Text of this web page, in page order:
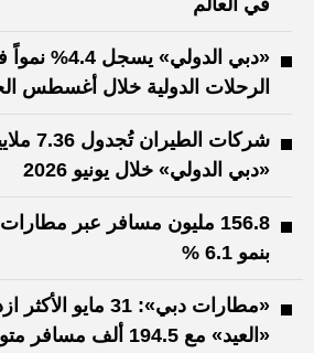
«دبي الدولي»
الرحلات الدولية خلال أغسطس
شركات
«دبي الدولي» خلال يونيو 2026
بنمو 6.1 %
«مطارات دبي»: 31 مايو
«العيد» مع 194.5 ألف مسافر متوقع